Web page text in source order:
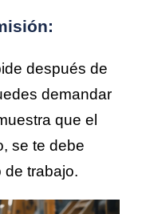
después de
demandar
que el
se te debe
de trabajo.